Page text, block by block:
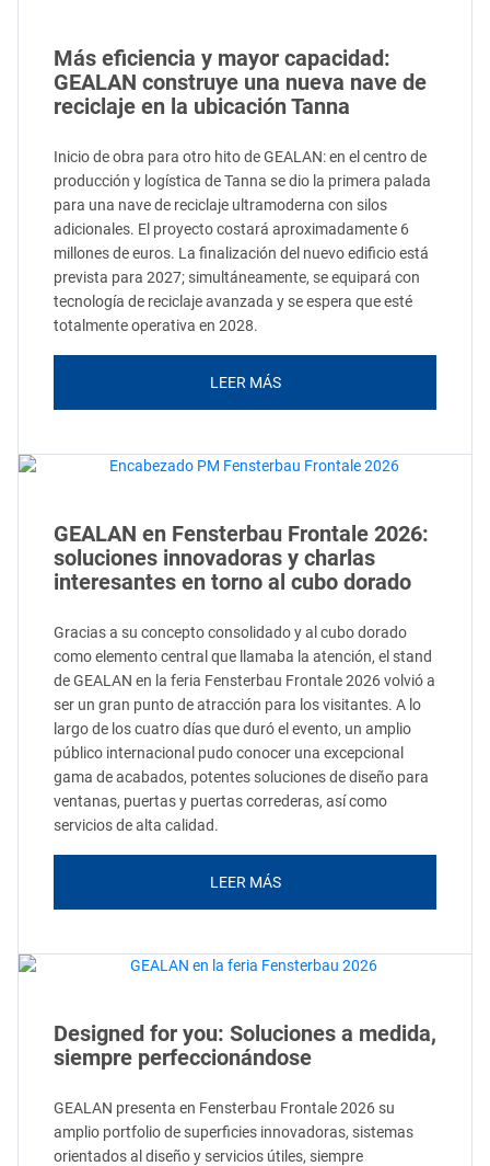
Más eficiencia y mayor capacidad:
GEALAN construye una nueva nave de
reciclaje en la ubicación Tanna
Inicio de obra para otro hito de GEALAN: en el centro de
producción y logística de Tanna se dio la primera palada
para una nave de reciclaje ultramoderna con silos
adicionales. El proyecto costará aproximadamente 6
millones de euros. La finalización del nuevo edificio está
prevista para 2027; simultáneamente, se equipará con
tecnología de reciclaje avanzada y se espera que esté
totalmente operativa en 2028.
LEER MÁS
GEALAN en Fensterbau Frontale 2026:
soluciones innovadoras y charlas
interesantes en torno al cubo dorado
Gracias a su concepto consolidado y al cubo dorado
como elemento central que llamaba la atención, el stand
de GEALAN en la feria Fensterbau Frontale 2026 volvió a
ser un gran punto de atracción para los visitantes. A lo
largo de los cuatro días que duró el evento, un amplio
público internacional pudo conocer una excepcional
gama de acabados, potentes soluciones de diseño para
ventanas, puertas y puertas correderas, así como
servicios de alta calidad.
LEER MÁS
Designed for you: Soluciones a medida,
siempre perfeccionándose
GEALAN presenta en Fensterbau Frontale 2026 su
amplio portfolio de superficies innovadoras, sistemas
orientados al diseño y servicios útiles, siempre